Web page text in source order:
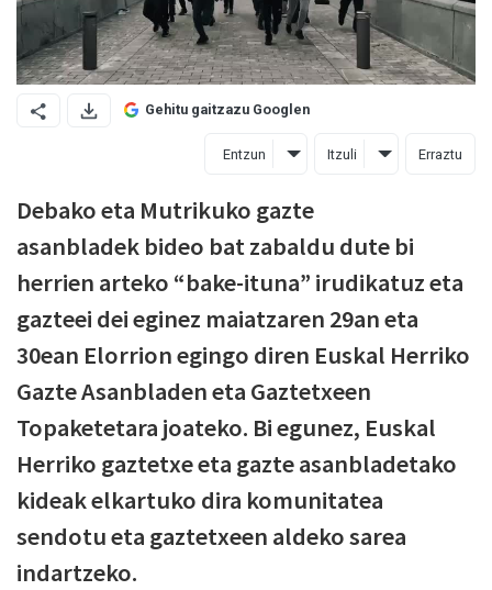
Gehitu gaitzazu Googlen
Entzun Itzuli Erraztu
Debako eta Mutrikuko gazte
asanbladek bideo bat zabaldu dute bi
herrien arteko “bake-ituna” irudikatuz eta
gazteei dei eginez maiatzaren 29an eta
30ean Elorrion egingo diren Euskal Herriko
Gazte Asanbladen eta Gaztetxeen
Topaketetara joateko. Bi egunez, Euskal
Herriko gaztetxe eta gazte asanbladetako
kideak elkartuko dira komunitatea
sendotu eta gaztetxeen aldeko sarea
indartzeko.